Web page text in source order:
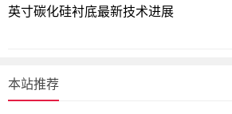
英寸碳化硅衬底最新技术进展
本站推荐